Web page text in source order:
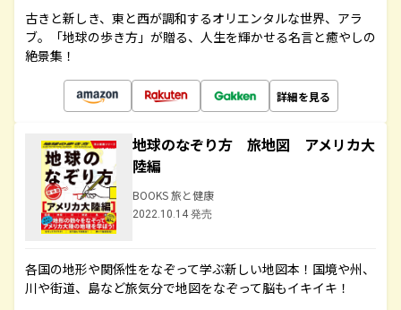
古きと新しき、東と西が調和するオリエンタルな世界、アラ
ブ。「地球の歩き方」が贈る、人生を輝かせる名言と癒やしの
絶景集！
詳細を見る
地球のなぞり方 旅地図 アメリカ大
陸編
BOOKS 旅と健康
2022.10.14 発売
各国の地形や関係性をなぞって学ぶ新しい地図本！国境や州、
川や街道、島など旅気分で地図をなぞって脳もイキイキ！